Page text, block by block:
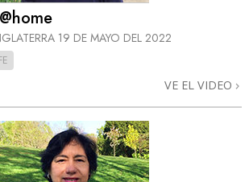
19 DE MAYO DEL 2022
VE EL VIDEO